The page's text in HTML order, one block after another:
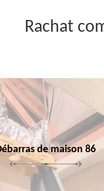
Rachat
de maison 86